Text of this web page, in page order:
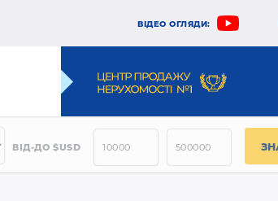
ВІДЕО ОГЛЯДИ:
ВІД-ДО $USD